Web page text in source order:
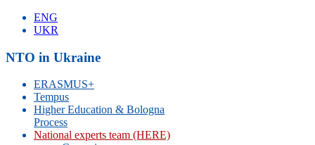
ENG
UKR
NTO in Ukraine
ERASMUS+
Tempus
Higher Education & Bologna
Process
National experts team (HERE)